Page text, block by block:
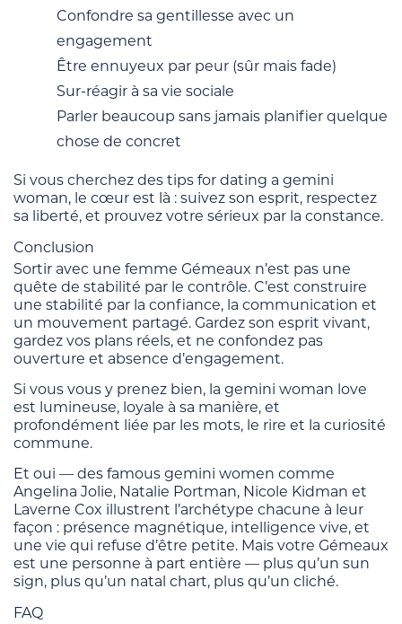
Confondre sa gentillesse avec un
engagement
Être ennuyeux par peur (sûr mais fade)
Sur-réagir à sa vie sociale
Parler beaucoup sans jamais planifier quelque
chose de concret
Si vous cherchez des tips for dating a gemini
woman, le cœur est là : suivez son esprit, respectez
sa liberté, et prouvez votre sérieux par la constance.
Conclusion
Sortir avec une femme Gémeaux n’est pas une
quête de stabilité par le contrôle. C’est construire
une stabilité par la confiance, la communication et
un mouvement partagé. Gardez son esprit vivant,
gardez vos plans réels, et ne confondez pas
ouverture et absence d’engagement.
Si vous vous y prenez bien, la gemini woman love
est lumineuse, loyale à sa manière, et
profondément liée par les mots, le rire et la curiosité
commune.
Et oui — des famous gemini women comme
Angelina Jolie, Natalie Portman, Nicole Kidman et
Laverne Cox illustrent l’archétype chacune à leur
façon : présence magnétique, intelligence vive, et
une vie qui refuse d’être petite. Mais votre Gémeaux
est une personne à part entière — plus qu’un sun
sign, plus qu’un natal chart, plus qu’un cliché.
FAQ